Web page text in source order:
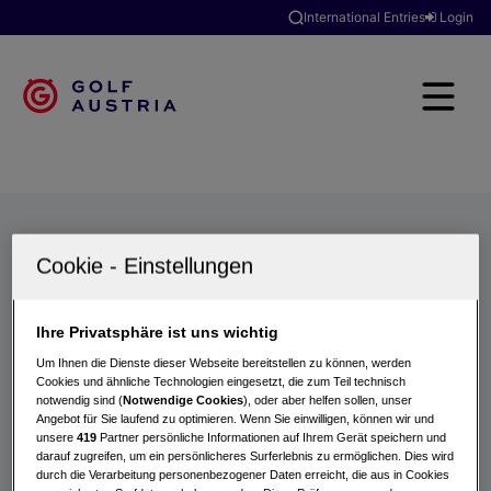
International Entries Login
Turniere
Ihre Privatsphäre ist uns wichtig
Um Ihnen die Dienste dieser Webseite bereitstellen zu können, werden
Cookies und ähnliche Technologien eingesetzt, die zum Teil technisch
notwendig sind (Notwendige Cookies), oder aber helfen sollen, unser
Angebot für Sie laufend zu optimieren. Wenn Sie einwilligen, können wir und
unsere419 Partner persönliche Informationen auf Ihrem Gerät speichern und
darauf zugreifen, um ein persönlicheres Surferlebnis zu ermöglichen. Dies wird
durch die Verarbeitung personenbezogener Daten erreicht, die aus in Cookies